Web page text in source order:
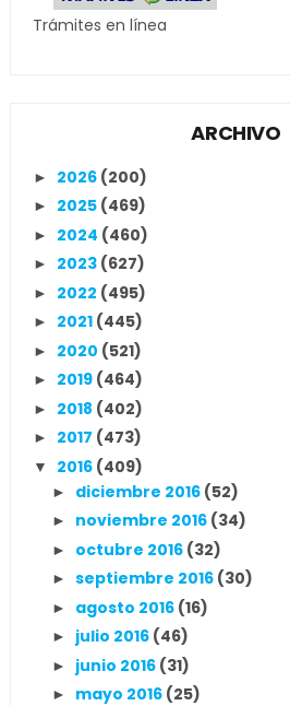
Trámites en línea
ARCHIVO
► 2026 (200)
► 2025 (469)
► 2024 (460)
► 2023 (627)
► 2022 (495)
► 2021 (445)
► 2020 (521)
► 2019 (464)
► 2018 (402)
► 2017 (473)
▼ 2016 (409)
► diciembre 2016 (52)
► noviembre 2016 (34)
► octubre 2016 (32)
► septiembre 2016 (30)
► agosto 2016 (16)
► julio 2016 (46)
► junio 2016 (31)
► mayo 2016 (25)